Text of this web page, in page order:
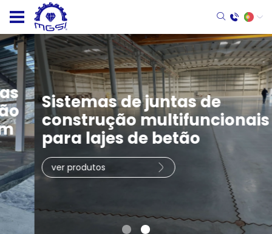
Sistemas de juntas de
construção multifuncionais
para lajes de betão
ver produtos